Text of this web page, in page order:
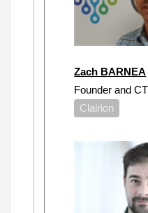
Zach BARNEA
Founder and
Clairion